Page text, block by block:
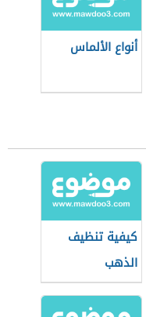
أنواع الألماس
كيفية تنظيف
الذهب